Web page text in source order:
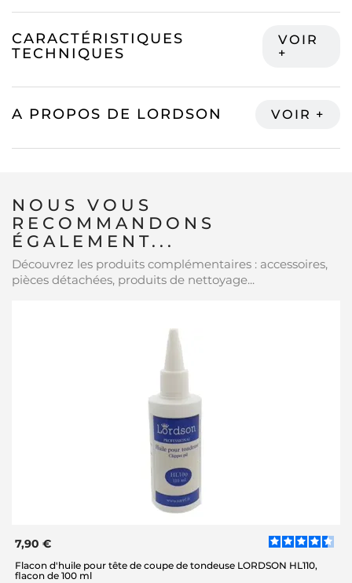
CARACTÉRISTIQUES
TECHNIQUES
A PROPOS DE LORDSON
NOUS VOUS
RECOMMANDONS
ÉGALEMENT...
Découvrez les produits complémentaires : accessoires,
pièces détachées, produits de nettoyage...
7,90 €
Flacon d'huile pour tête de coupe de tondeuse LORDSON HL110,
flacon de 100 ml